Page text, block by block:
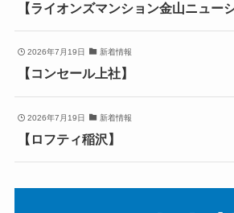
【ライオンズマンション金山ニュー
2026年7月19日 新着情報
【コンセール上社】
2026年7月19日 新着情報
【ロフティ稲沢】